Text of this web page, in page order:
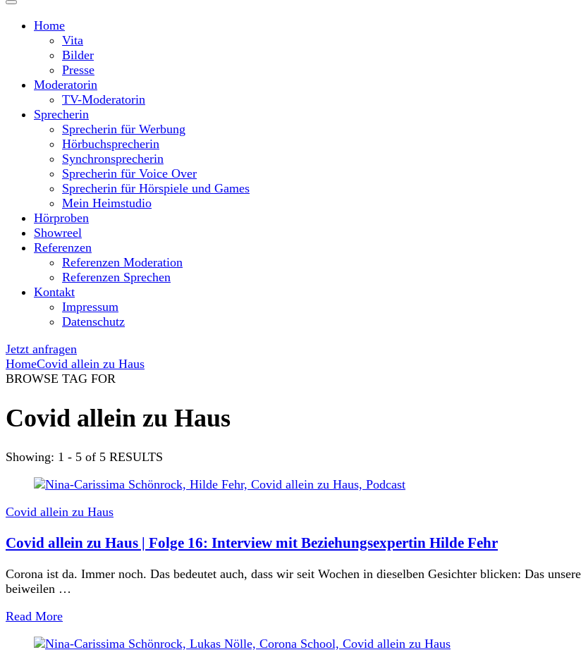
Home
Vita
Bilder
Presse
Moderatorin
TV-Moderatorin
Sprecherin
Sprecherin für Werbung
Hörbuchsprecherin
Synchronsprecherin
Sprecherin für Voice Over
Sprecherin für Hörspiele und Games
Mein Heimstudio
Hörproben
Showreel
Referenzen
Referenzen Moderation
Referenzen Sprechen
Kontakt
Impressum
Datenschutz
Jetzt anfragen
HomeCovid allein zu Haus
BROWSE TAG FOR
Covid allein zu Haus
Showing: 1 - 5 of 5 RESULTS
Covid allein zu Haus
Covid allein zu Haus | Folge 16: Interview mit Beziehungsexpertin Hilde Fehr
Corona ist da. Immer noch. Das bedeutet auch, dass wir seit Wochen in dieselben Gesichter blicken: Das
beiweilen …
Read More